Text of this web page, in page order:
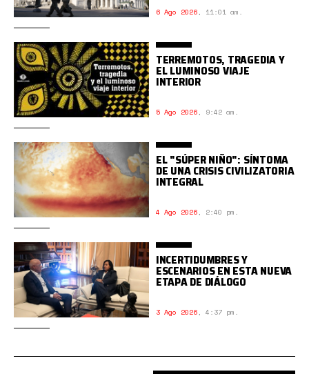
6 Ago 2026, 11:01 am.
TERREMOTOS, TRAGEDIA Y
EL LUMINOSO VIAJE
INTERIOR
5 Ago 2026, 9:42 am.
EL "SÚPER NIÑO": SÍNTOMA
DE UNA CRISIS CIVILIZATORIA
INTEGRAL
4 Ago 2026, 2:40 pm.
INCERTIDUMBRES Y
ESCENARIOS EN ESTA NUEVA
ETAPA DE DIÁLOGO
3 Ago 2026, 4:37 pm.